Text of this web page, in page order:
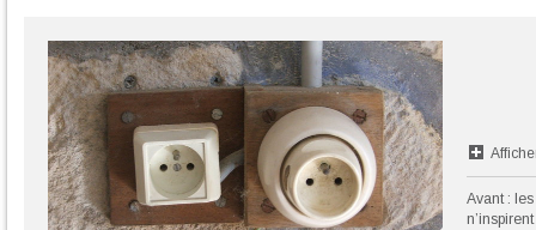
Avant :